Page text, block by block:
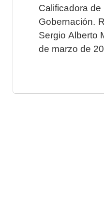
Calificadora
Gobernación.
Sergio Alberto
de marzo de